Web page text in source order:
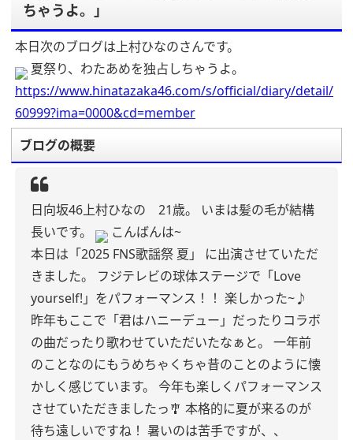
ちゃうよ。」
本日次のブログは上村ひなのさんです。
夏祭り、わたあめを独占しちゃうよ。
https://www.hinatazaka46.com/s/official/diary/detail/
60999?ima=0000&cd=member
ブログの概要
日向坂46上村ひなの 21歳。
いまは髪の毛が結構
長いです。
こんばんは~
本日は「2025 FNS歌謡祭 夏」
に出演させていただ
きました。
フジテレビの球体ステージで「Love
yourself!」をパフォーマンス！！ 楽しかった~♪
昨年もここで「君はハニーデュー」だったりコラボ
の曲だったり歌わせていただいたなぁと。
一年前
のことなのにもうめちゃくちゃ昔のことのように懐
かしく感じています。
今年も楽しくパフォーマンス
させていただきましたっ🎐 本格的に夏が来るのが
待ち遠しいですね！ 暑いのは苦手ですが、、